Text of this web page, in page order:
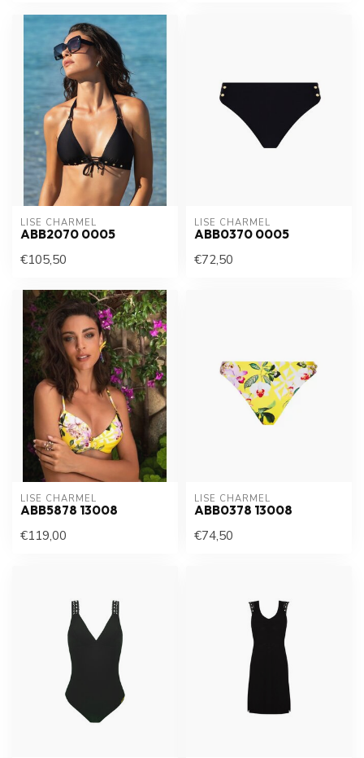
LISE CHARMEL
ABB2070 0005
€105,50
LISE CHARMEL
ABB0370 0005
€72,50
LISE CHARMEL
ABB5878 13008
€119,00
LISE CHARMEL
ABB0378 13008
€74,50